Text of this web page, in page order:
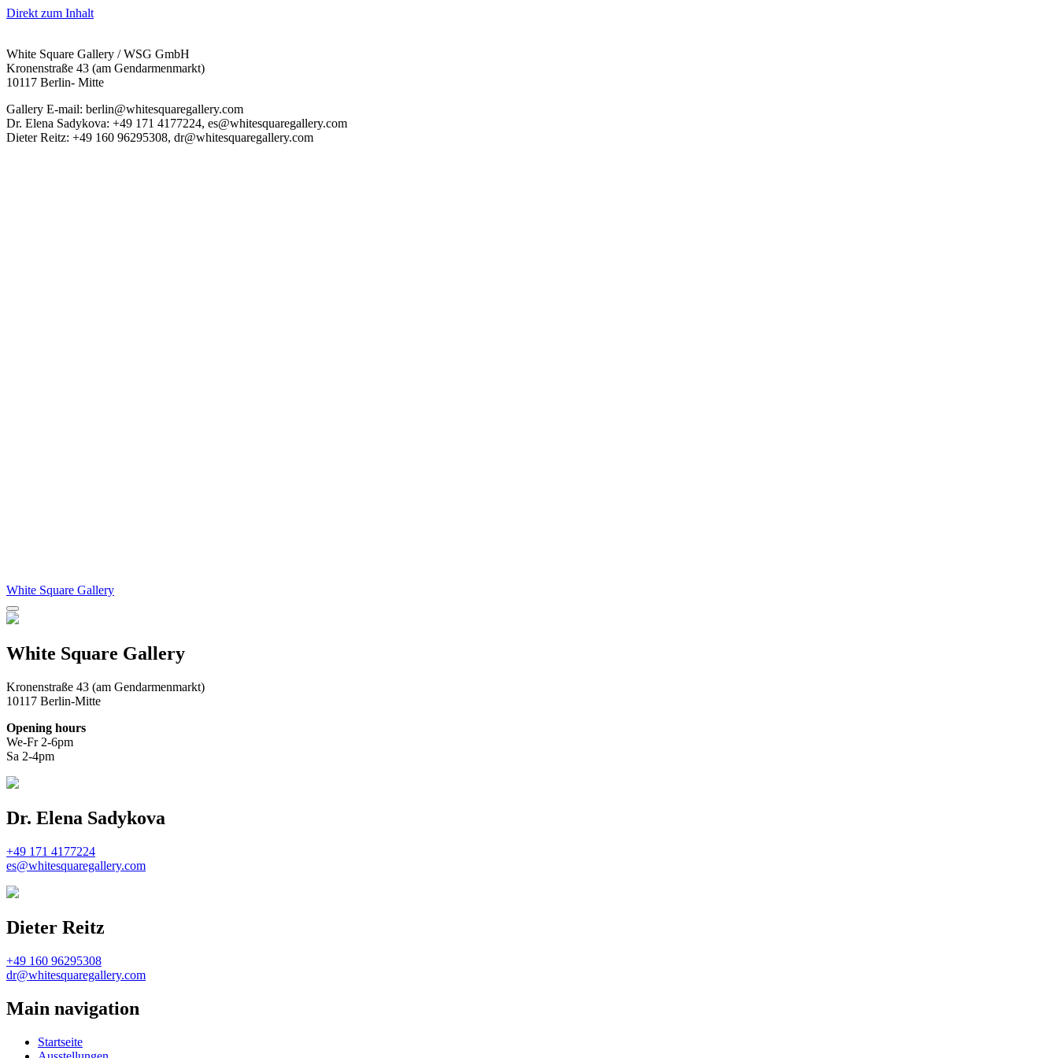
Direkt zum Inhalt
White Square Gallery / WSG GmbH
Kronenstraße 43 (am Gendarmenmarkt)
10117 Berlin- Mitte
Gallery E-mail: berlin@whitesquaregallery.com
Dr. Elena Sadykova: +49 171 4177224, es@whitesquaregallery.com
Dieter Reitz: +49 160 96295308, dr@whitesquaregallery.com
White Square Gallery
White Square Gallery
Kronenstraße 43 (am Gendarmenmarkt)
10117 Berlin-Mitte
Opening hours
We-Fr 2-6pm
Sa 2-4pm
Dr. Elena Sadykova
+49 171 4177224
es@whitesquaregallery.com
Dieter Reitz
+49 160 96295308
dr@whitesquaregallery.com
Main navigation
Startseite